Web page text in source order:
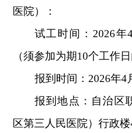
医院）：
试工时间： 2026年
（须参加为期10个工作日
报到时间： 2026年4
报到地点：自治区
区第三人民医院）行政楼